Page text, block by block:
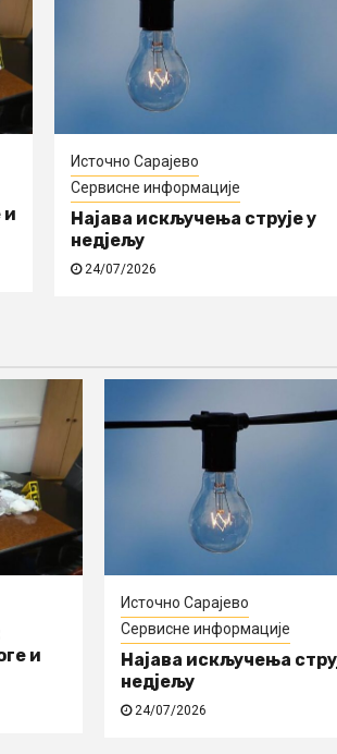
и
Источно Сарајево
Сервисне информације
Најава искључења струје у
недјељу
24/07/2026
и
Источно Сарајево
Сервисне информације
Најава искључења
недјељу
24/07/2026